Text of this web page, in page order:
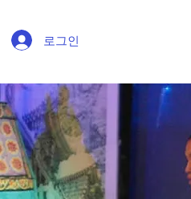
로그인